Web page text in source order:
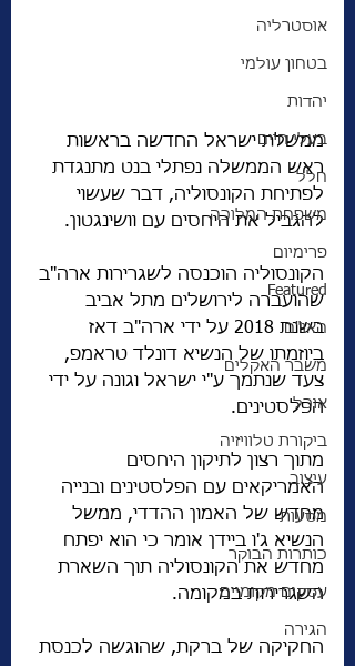
אוסטרליה
בטחון עולמי
יהדות
בעלי חיים
חלל
משפחת המלוכה
פרימיום
Featured
האו"ם
משבר האקלים
אוכל
ביקורת טלוויזיה
עיצוב
מסעות
כותרות הבוקר
עסקים מקומיים
הגירה
ממשלת ישראל החדשה בראשות
ראש הממשלה נפתלי בנט מתנגדת
לפתיחת הקונסוליה, דבר שעשוי
להגביל את היחסים עם וושינגטון.
הקונסוליה הוכנסה לשגרירות ארה"ב
שהועברה לירושלים מתל אביב
בשנת 2018 על ידי ארה"ב דאז
ביוזמתו של הנשיא דונלד טראמפ,
צעד שנתמך ע"י ישראל וגונה על ידי
הפלסטינים.
מתוך רצון לתיקון היחסים
האמריקאים עם הפלסטינים ובנייה
מחדש של האמון ההדדי, ממשל
הנשיא ג'ו ביידן אומר כי הוא יפתח
מחדש את הקונסוליה תוך השארת
השגרירות במקומה.
החקיקה של ברקת, שהוגשה לכנסת